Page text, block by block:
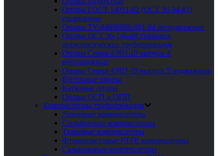
Опоры ГОСТ 14911-82 (ОСТ 36-94-83)
подвижные
Опоры ТУ-04698606-001-04 неподвижные
Опоры ОСТ 36-146-88 стальных
технологических трубопроводов
Опоры Серия 4.903-10 выпуск 4
неподвижные
Опоры Серия 4.903-10 выпуск 5 подвижные
Бугельные опоры
Катковые опоры
Опоры ОСП и ОПП
Компенсаторы трубопроводов
Линзовые компенсаторы
Сильфонные компенсаторы
Тканевые компенсаторы
Фторопластовые PTFE компенсаторы
Сальниковые компенсаторы